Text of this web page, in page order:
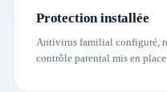
Protection installée
Antivirus familial configuré,
contrôle parental mis en place